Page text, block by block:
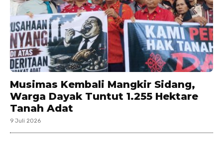
Musimas Kembali Mangkir Sidang,
Warga Dayak Tuntut 1.255 Hektare
Tanah Adat
9 Juli 2026